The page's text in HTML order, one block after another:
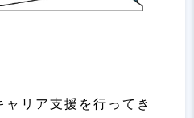
リア支援を行ってき